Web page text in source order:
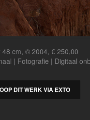
48 cm, © 2004, € 250,00
| Fotografie | Digitaal
DIT WERK VIA EXTO